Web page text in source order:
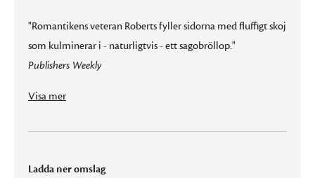
"Romantikens veteran Roberts fyller sidorna med fluffigt skoj
som kulminerar i - naturligtvis - ett sagobröllop."
Publishers Weekly
Visa mer
Ladda ner omslag